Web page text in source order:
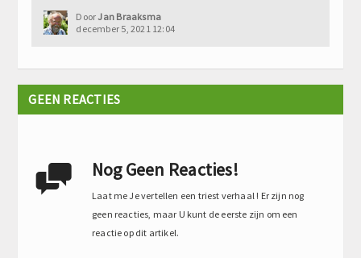
DoorJan Braaksma
december 5, 2021 12:04
GEEN REACTIES
 Nog Geen Reacties!
Laat me Je vertellen een triest verhaal ! Er zijn nog
geen reacties, maar U kunt de eerste zijn om een
reactie op dit artikel.